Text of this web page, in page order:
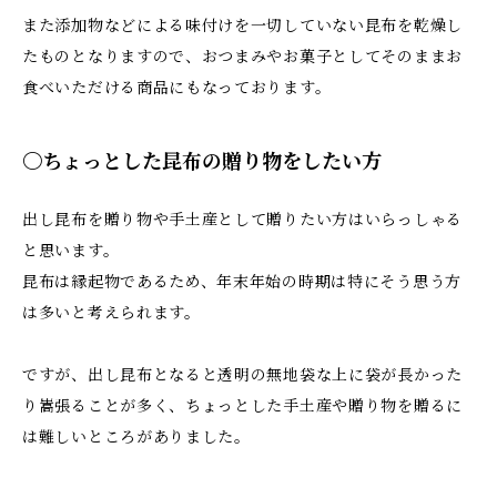
また添加物などによる味付けを一切していない昆布を乾燥し
たものとなりますので、おつまみやお菓子としてそのままお
食べいただける商品にもなっております。
〇ちょっとした昆布の贈り物をしたい方
出し昆布を贈り物や手土産として贈りたい方はいらっしゃる
と思います。
昆布は縁起物であるため、年末年始の時期は特にそう思う方
は多いと考えられます。
ですが、出し昆布となると透明の無地袋な上に袋が長かった
り嵩張ることが多く、ちょっとした手土産や贈り物を贈るに
は難しいところがありました。